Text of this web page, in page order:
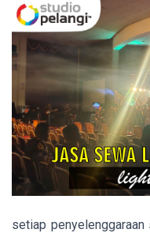
setiap penyelenggaraan